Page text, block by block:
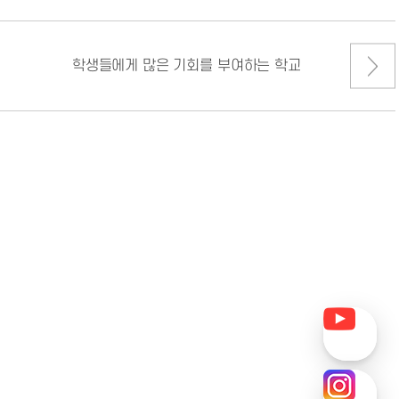
학생들에게 많은 기회를 부여하는 학교